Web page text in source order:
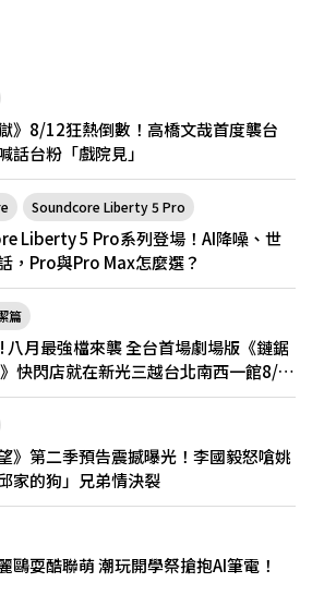
》8/12狂熱倒數！高橋文哉首度襲台
話台粉「戲院見」
Soundcore Liberty 5 Pro
Liberty 5 Pro系列登場！AI降噪、世
，Pro與Pro Max怎麼選？
篇
八月最強檔來襲 全台首場劇場版《鏈鋸
快閃店就在新光三越台北南西一館8/6
》第二季預告震撼曝光！李國毅怒嗆姚
家的狗」兄弟情決裂
鷗耍酷聯萌 潮玩開學祭搶抱AI筆電！